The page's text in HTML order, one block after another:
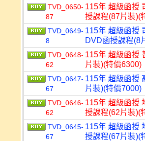
TVD_0650-
87
115年 超級函授
授課程(87片裝)(
TVD_0649-
8
115年 超級函授
DVD函授課程(8
TVD_0648-
62
115年 超級函授
片裝)(特價6300)
TVD_0647-
67
115年 超級函授
片裝)(特價7000)
TVD_0646-
62
115年 超級函授
授課程(62片裝)(
TVD_0645-
67
115年 超級函授
授課程(67片裝)(